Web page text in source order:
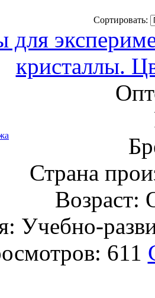
Сортировать:
для
кристаллы.
Страна
Возраст:
Учебно-
611